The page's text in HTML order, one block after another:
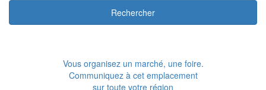
Rechercher
Vous organisez un marché, une foire.
Communiquez à cet emplacement
sur toute votre région